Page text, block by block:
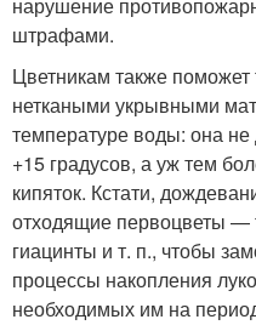
нарушение
штрафами.
Цветникам также
неткаными укрывными
температуре воды: она
+15 градусов, а уж тем
кипяток. Кстати,
отходящие первоцветы —
гиацинты и т. п., чтобы
процессы накопления
необходимых им на